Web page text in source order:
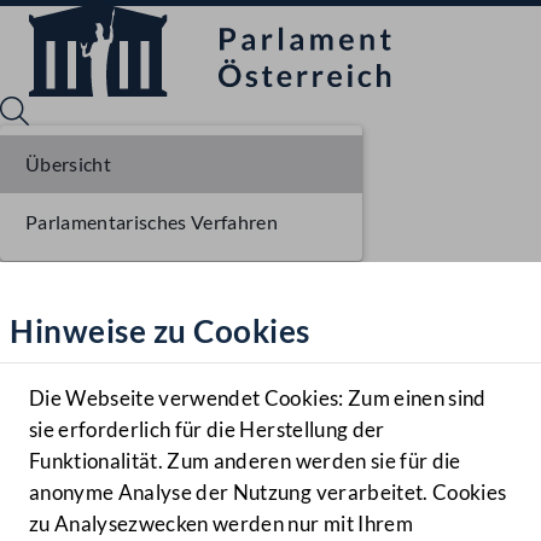
Hilfe
Benutzer
Navigationsmenü öffnen
MENÜ
Hinweise zu Cookies
Die Webseite verwendet Cookies: Zum einen sind
sie erforderlich für die Herstellung der
Funktionalität. Zum anderen werden sie für die
anonyme Analyse der Nutzung verarbeitet. Cookies
zu Analysezwecken werden nur mit Ihrem
Übersicht
Parlamentarisches Verfahren